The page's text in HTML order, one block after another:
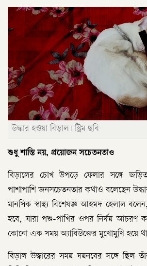
উদ্ধার হওয়া বিড়াল। স্ট্রিম ছবি
শুধু শাস্তি নয়, প্রয়োজন সচেতনতাও
বিড়ালের চোখ উপড়ে ফেলার সঙ্গে
পাশাপাশি জনসচেতনতার কথাও বলেছেন
মানসিক স্বাস্থ্য বিশেষজ্ঞ আহমদ হেলাল
হবে, যারা পশু-পাখির ওপর নির্দয় আচরণ
কোনো এক সময় অ্যাবিউজের মুখোমুখি হয়ে
বিড়াল উদ্ধারের সময় যয়নবের সঙ্গে ছিল